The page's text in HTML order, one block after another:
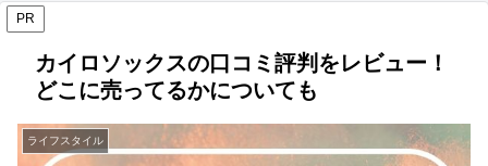
PR
カイロソックスの口コミ評判をレビュー！
どこに売ってるかについても
ライフスタイル